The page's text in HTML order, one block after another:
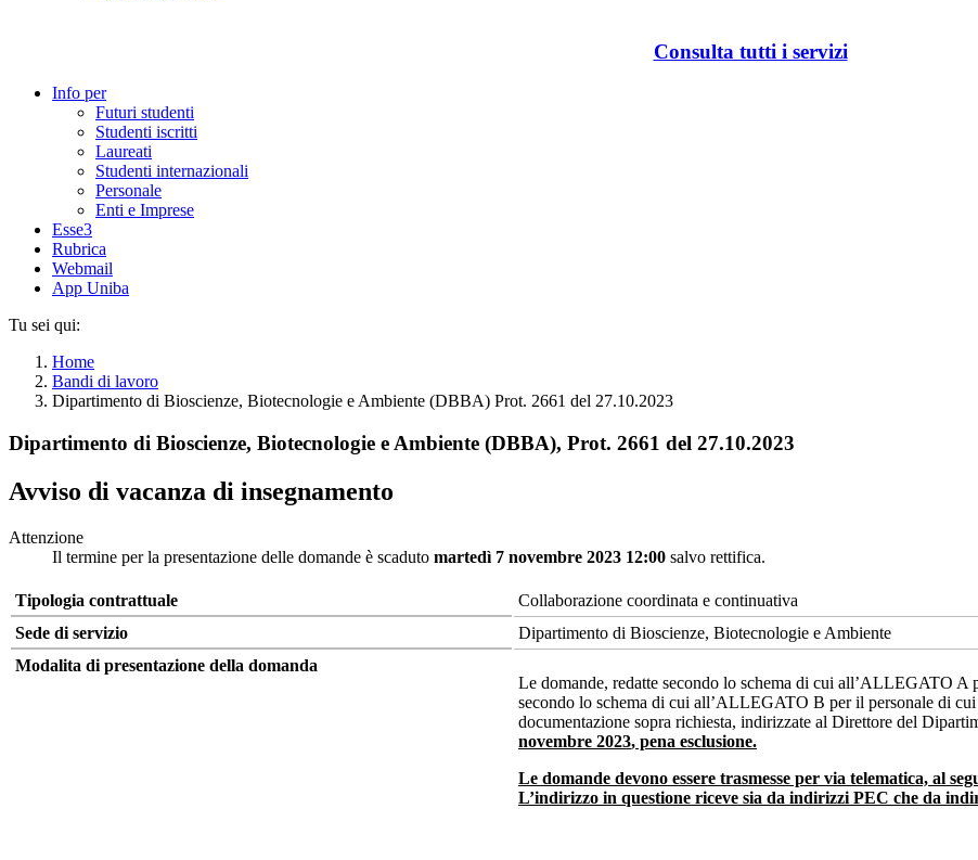
Consulta tutti i servizi
Info per
Futuri studenti
Studenti iscritti
Laureati
Studenti internazionali
Personale
Enti e Imprese
Esse3
Rubrica
Webmail
App Uniba
Tu sei qui:
Home
Bandi di lavoro
Dipartimento di Bioscienze, Biotecnologie e Ambiente (DBBA) Prot. 2661 del 27.10.2023
Dipartimento di Bioscienze, Biotecnologie e Ambiente (DBBA), Prot. 2661 del 27.10.2023
Avviso di vacanza di insegnamento
Attenzione
Il termine per la presentazione delle domande è scaduto martedì 7 novembre 2023 12:00 salvo rettifica.
Tipologia contrattuale
Collaborazione coordinata e continuativa
Sede di servizio
Dipartimento di Bioscienze, Biotecnologie e Ambiente
Modalita di presentazione della domanda
Le domande, redatte secondo lo schema di cui all’ALLEGATO A
secondo lo schema di cui all’ALLEGATO B per il personale di
documentazione sopra richiesta, indirizzate al Direttore del
novembre 2023, pena esclusione.
Le domande devono essere trasmesse per via telematica, al
L’indirizzo in questione riceve sia da indirizzi PEC che da